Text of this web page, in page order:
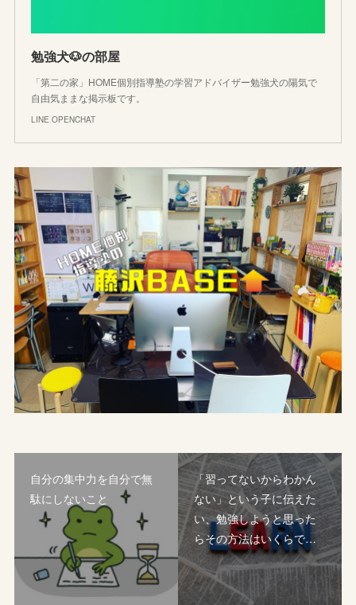
勉強犬🐶の部屋
「第二の家」HOME個別指導塾の学習アドバイザー勉強犬の陽気で
自由気ままな掲示板です。
LINE OPENCHAT
自分の集中力を自分で無
駄にしないこと
「習ってないからわかん
ない」という子に伝えた
い、勉強しようと思った
らその方法はいくらで…